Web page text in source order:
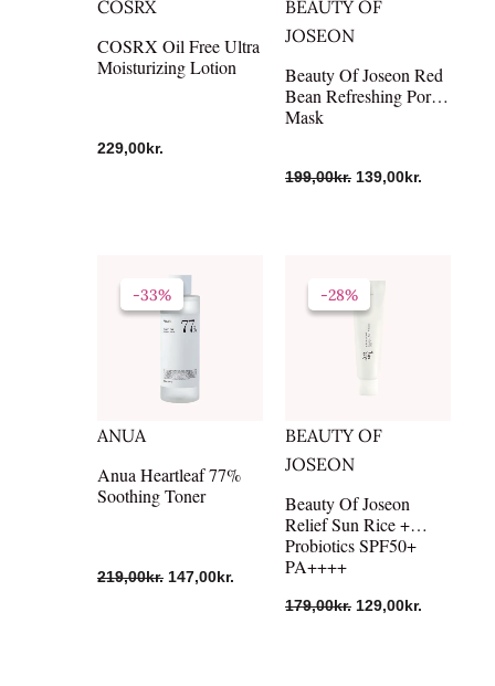
COSRX
COSRX Oil Free Ultra
Moisturizing Lotion
229,00kr.
BEAUTY OF
JOSEON
Beauty Of Joseon Red
Bean Refreshing Pore
Mask
199,00kr. 139,00kr.
-33%
ANUA
-33%
Anua Heartleaf 77%
Soothing Toner
219,00kr.
oprindelige
pris
var:
147,00kr.
-28%
BEAUTY OF
JOSEON
-28%
Beauty Of Joseon
Relief Sun Rice +
Probiotics SPF50+
PA++++
179,00kr.
oprindelige
pris
var:
179,00kr..
129,00kr.